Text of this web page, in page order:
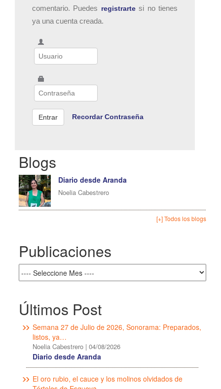
comentario. Puedes registrartesi no tienes
ya una cuenta creada.
Recordar Contraseña
Blogs
Diario desde Aranda
Noelia Cabestrero
[+] Todos los blogs
Publicaciones
Últimos Post
Semana 27 de Julio de 2026, Sonorama: Preparados,
listos, ya…
Noelia Cabestrero | 04/08/2026
Diario desde Aranda
El oro rubio, el cauce y los molinos olvidados de